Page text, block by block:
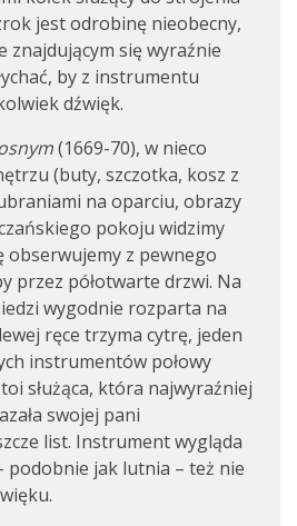
jest odrobinę nieobecny,
znajdującym się wyraźnie
by z instrumentu
dźwięk.
(1669-70), w nieco
(buty, szczotka, kosz z
na oparciu, obrazy
pokoju widzimy
obserwujemy z pewnego
przez półotwarte drzwi. Na
wygodnie rozparta na
ręce trzyma cytrę, jeden
instrumentów połowy
służąca, która najwyraźniej
swojej pani
list. Instrument wygląda
podobnie jak lutnia – też nie